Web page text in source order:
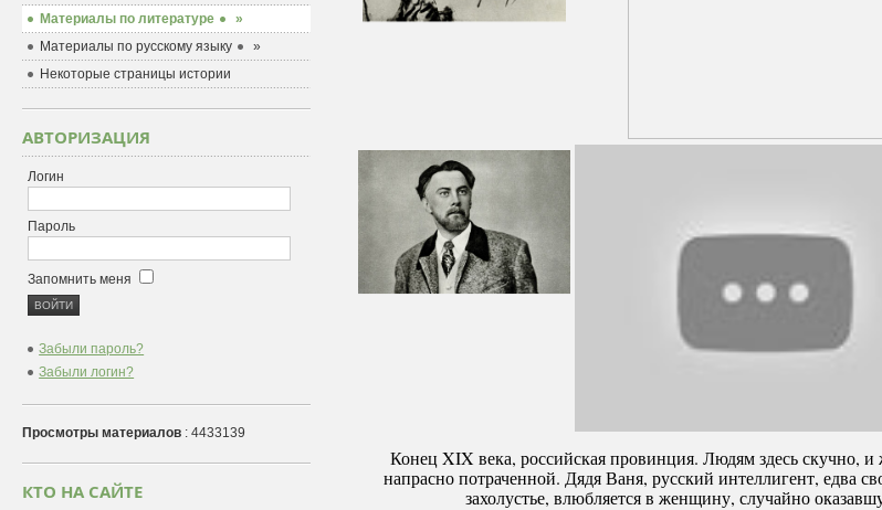
Конец XIX века, российская провинция. Людям здесь скучно, и
напрасно потраченной. Дядя Ваня, русский интеллигент, едва
захолустье, влюбляется в женщину, случайно
Материалы по литературе
»
Материалы по русскому языку
»
Некоторые страницы истории
АВТОРИЗАЦИЯ
Логин
Пароль
Запомнить меня
Забыли пароль?
Забыли логин?
Просмотры материалов : 4433139
КТО НА САЙТЕ